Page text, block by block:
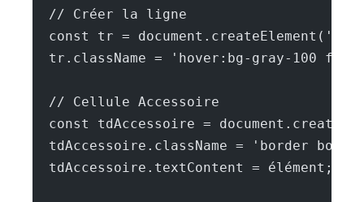
  // Créer la ligne
const tr =
tr.className = 'hover:bg-gray-100
  // Cellule Accessoire
const tdAccessoire =
tdAccessoire.className = 'border
  tdAccessoire.textContent = élément;